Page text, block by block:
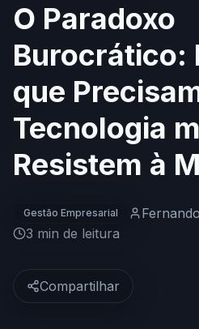
O Paradoxo
Burocrático:
que
Tecnologia
Resistem à
Gestão Empresarial
3 min de leitura
Compartilhar